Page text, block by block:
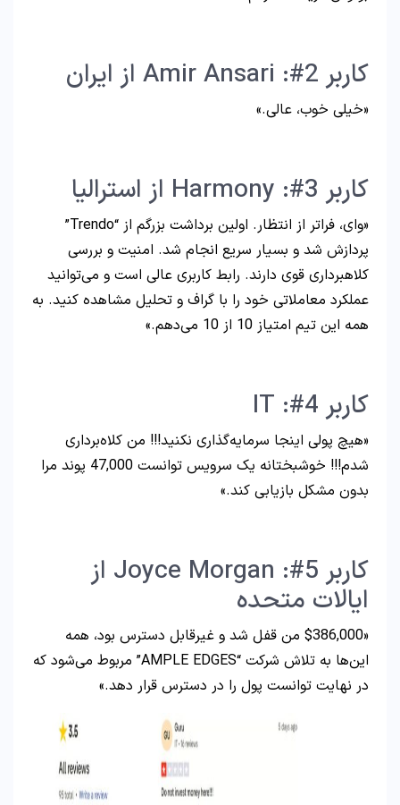
کاربر 2#: Amir Ansari از ایران
«خیلی خوب، عالی.»
کاربر 3#: Harmony از استرالیا
«وای، فراتر از انتظار. اولین برداشت بزرگم از “Trendo”
پردازش شد و بسیار سریع انجام شد. امنیت و بررسی
کلاهبرداری قوی دارند. رابط کاربری عالی است و می‌توانید
عملکرد معاملاتی خود را با گراف و تحلیل مشاهده کنید. به
همه این تیم امتیاز 10 از 10 می‌دهم.»
کاربر 4#: IT
«هیچ پولی اینجا سرمایه‌گذاری نکنید!!! من کلاه‌برداری
شدم!!! خوشبختانه یک سرویس توانست 47,000 پوند مرا
بدون مشکل بازیابی کند.»
کاربر 5#: Joyce Morgan از
ایالات متحده
«$386,000 من قفل شد و غیرقابل دسترس بود، همه
این‌ها به تلاش شرکت “AMPLE EDGES” مربوط می‌شود که
در نهایت توانست پول را در دسترس قرار دهد.»